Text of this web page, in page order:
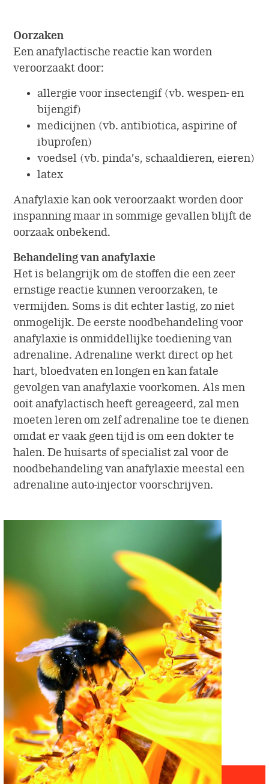
Oorzaken
Een anafylactische reactie kan worden
veroorzaakt door:
allergie voor insectengif (vb. wespen- en
bijengif)
medicijnen (vb. antibiotica, aspirine of
ibuprofen)
voedsel (vb. pinda’s, schaaldieren, eieren)
latex
Anafylaxie kan ook veroorzaakt worden door
inspanning maar in sommige gevallen blijft de
oorzaak onbekend.
Behandeling van anafylaxie
Het is belangrijk om de stoffen die een zeer
ernstige reactie kunnen veroorzaken, te
vermijden. Soms is dit echter lastig, zo niet
onmogelijk. De eerste noodbehandeling voor
anafylaxie is onmiddellijke toediening van
adrenaline. Adrenaline werkt direct op het
hart, bloedvaten en longen en kan fatale
gevolgen van anafylaxie voorkomen. Als men
ooit anafylactisch heeft gereageerd, zal men
moeten leren om zelf adrenaline toe te dienen
omdat er vaak geen tijd is om een dokter te
halen. De huisarts of specialist zal voor de
noodbehandeling van anafylaxie meestal een
adrenaline auto-injector voorschrijven.